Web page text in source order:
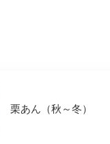
栗あん（秋～冬）